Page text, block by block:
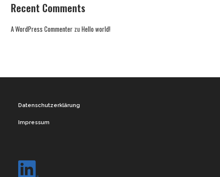
Recent Comments
A WordPress Commenter zuHello world!
Datenschutz­erklärung
Impressum